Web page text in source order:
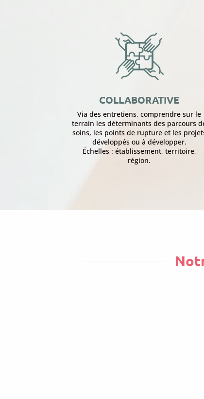
COLLABORATIVE
Via des entretiens, comprendre sur le
terrain les déterminants des parcours
soins, les points de rupture et les
développés ou à développer.
Échelles : établissement, territoire,
région.